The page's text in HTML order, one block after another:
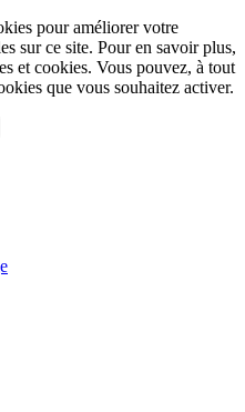
pour améliorer votre
sur ce site. Pour en savoir plus,
et cookies. Vous pouvez, à tout
que vous souhaitez activer.